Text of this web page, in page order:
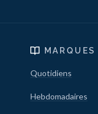
Quotidiens
Hebdomadaires